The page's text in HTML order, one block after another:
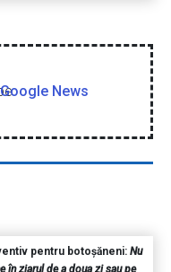
Google News
pentru botoșăneni: Nu
în ziarul de a doua zi sau pe